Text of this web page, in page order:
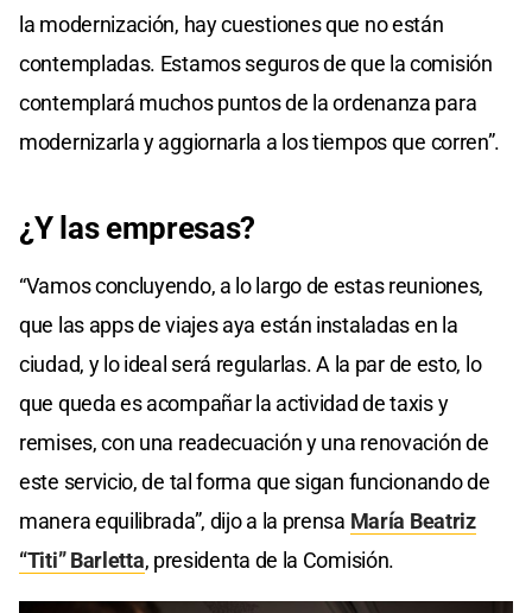
la modernización, hay cuestiones que no están
contempladas. Estamos seguros de que la comisión
contemplará muchos puntos de la ordenanza para
modernizarla y aggiornarla a los tiempos que corren”.
¿Y las empresas?
“Vamos concluyendo, a lo largo de estas reuniones,
que las apps de viajes aya están instaladas en la
ciudad, y lo ideal será regularlas. A la par de esto, lo
que queda es acompañar la actividad de taxis y
remises, con una readecuación y una renovación de
este servicio, de tal forma que sigan funcionando de
manera equilibrada”, dijo a la prensa María Beatriz
“Titi” Barletta, presidenta de la Comisión.